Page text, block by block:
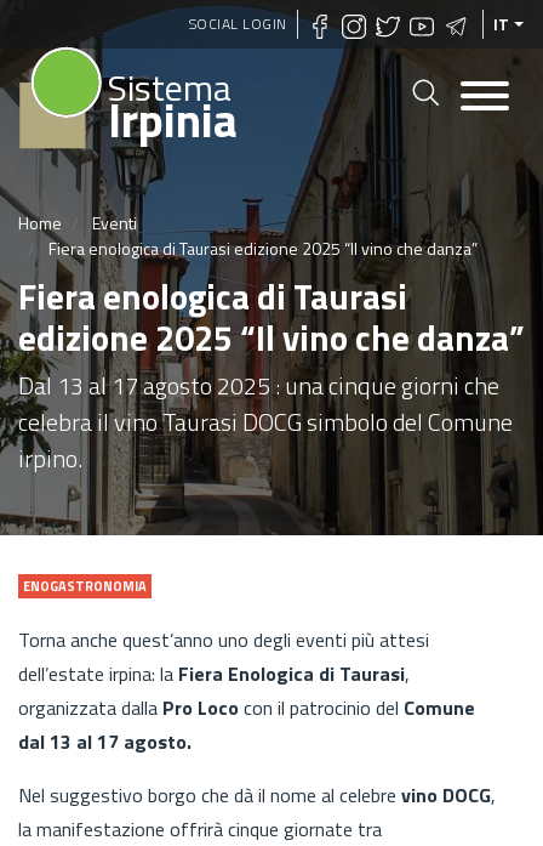
Salta
al
contenuto
principale
SOCIAL LOGIN IT
Sistema
Irpinia
Home
Eventi
Fiera enologica di Taurasi edizione 2025 “Il vino che danza”
Fiera enologica di Taurasi
edizione 2025 “Il vino che danza”
Dal 13 al 17 agosto 2025 : una cinque giorni che
celebra il vino Taurasi DOCG simbolo del Comune
irpino.
ENOGASTRONOMIA
Torna anche quest’anno uno degli eventi più attesi
dell’estate irpina: la Fiera Enologica di Taurasi,
organizzata dalla Pro Lococon il patrocinio del Comune
dal 13 al 17 agosto.
Nel suggestivo borgo che dà il nome al celebre vino DOCG,
la manifestazione offrirà cinque giornate tra